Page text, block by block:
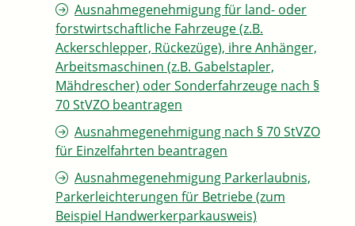
Ausnahmegenehmigung für land- oder
forstwirtschaftliche Fahrzeuge (z.B.
Ackerschlepper, Rückezüge), ihre Anhänger,
Arbeitsmaschinen (z.B. Gabelstapler,
Mähdrescher) oder Sonderfahrzeuge nach §
70 StVZO beantragen
Ausnahmegenehmigung nach § 70 StVZO
für Einzelfahrten beantragen
Ausnahmegenehmigung Parkerlaubnis,
Parkerleichterungen für Betriebe (zum
Beispiel Handwerkerparkausweis)